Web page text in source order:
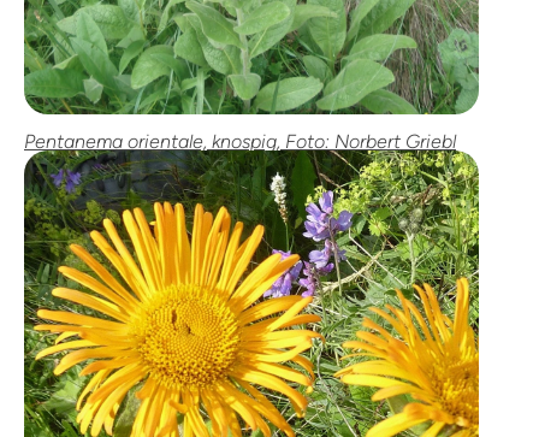
Pentanema orientale, knospig, Foto: Norbert Griebl